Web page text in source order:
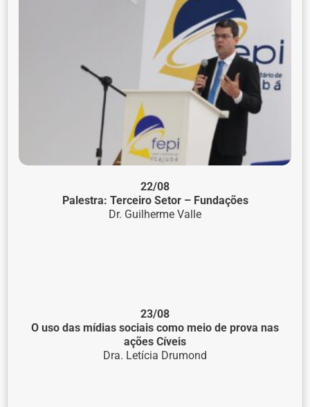
22/08
Palestra: Terceiro Setor – Fundações
Dr. Guilherme Valle
23/08
O uso das mídias sociais como meio de prova nas
ações Cíveis
Dra. Letícia Drumond